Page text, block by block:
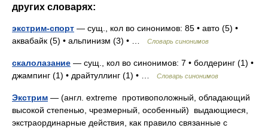
других словарях:
экстрим-спорт — сущ., кол во синонимов: 85 • авто (5) •
аквабайк (5) • альпинизм (3) • …
Словарь синонимов
скалолазание — сущ., кол во синонимов: 7 • болдеринг (1) •
джампинг (1) • драйтуллинг (1) • …
Словарь синонимов
Экстрим — (англ. extreme противоположный, обладающий
высокой степенью, чрезмерный, особенный) выдающиеся,
экстраординарные действия, как правило связанные с